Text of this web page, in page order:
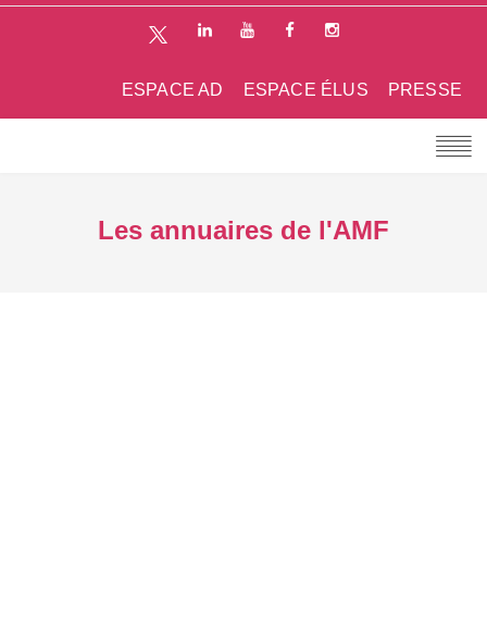
PRESSE
ESPACE ÉLUS
ESPACE AD
Les annuaires de l'AMF